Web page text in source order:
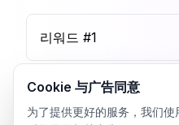
리워드 #1
Cookie 与广告同意
为了提供更好的服务，我们